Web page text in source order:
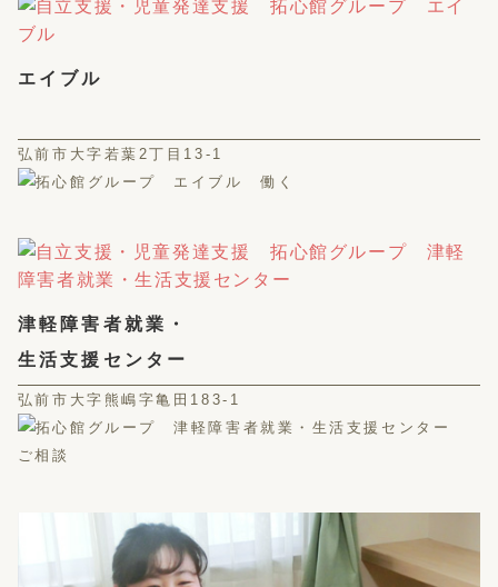
エイブル
弘前市大字若葉2丁目13-1
津軽障害者就業・
生活支援センター
弘前市大字熊嶋字亀田183-1